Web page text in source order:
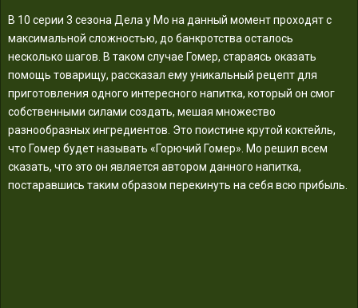
В 10 серии 3 сезона Дела у Мо на данный момент проходят с
максимальной сложностью, до банкротства осталось
несколько шагов. В таком случае Гомер, стараясь оказать
помощь товарищу, рассказал ему уникальный рецепт для
приготовления одного интересного напитка, который он смог
собственными силами создать, мешая множество
разнообразных ингредиентов. Это поистине крутой коктейль,
что Гомер будет называть «Горючий Гомер». Мо решил всем
сказать, что это он является автором данного напитка,
постаравшись таким образом перекинуть на себя всю прибыль.